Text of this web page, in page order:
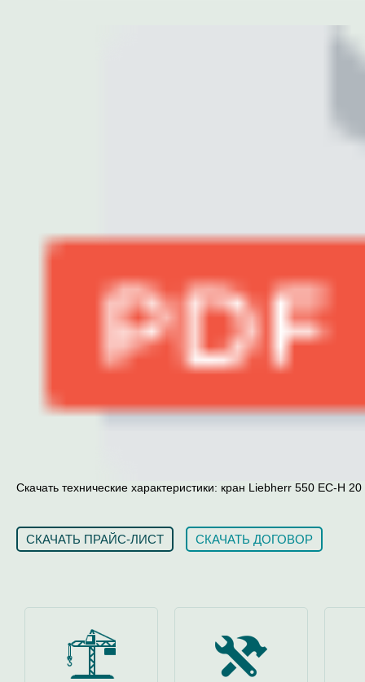
Скачать технические характеристики: кран Liebherr 550 EC-H
СКАЧАТЬ ПРАЙС-ЛИСТ СКАЧАТЬ ДОГОВОР